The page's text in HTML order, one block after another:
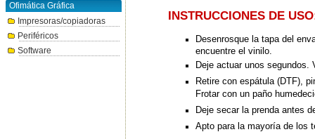
Ofimática Gráfica
Impresoras/copiadoras
Periféricos
Software
INSTRUCCIONES DE
Desenrosque la tapa del
encuentre el vinilo.
Deje actuar unos segundos.
Retire con espátula (DTF),
Frotar con un paño
Deje secar la prenda antes
Apto para la mayoría de los